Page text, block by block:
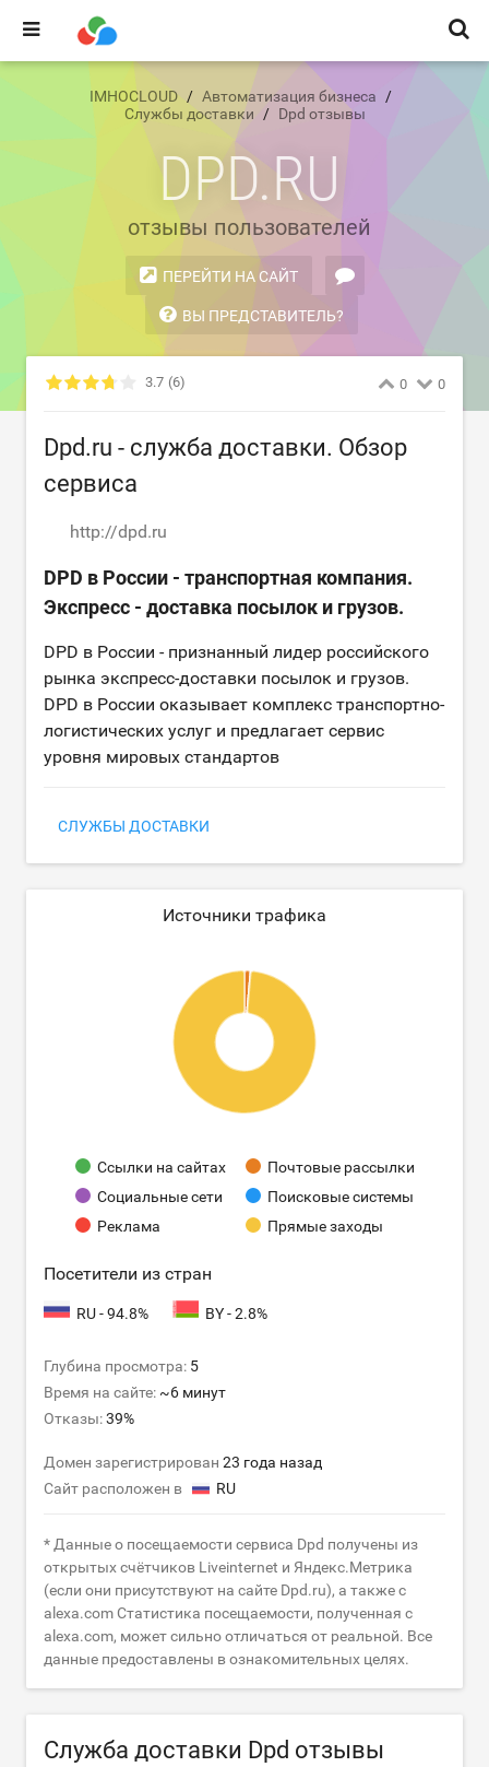
IMHOCLOUD
Автоматизация бизнеса
Службы доставки
Dpd отзывы
DPD.RU
отзывы пользователей
ПЕРЕЙТИ НА САЙТ
ВЫ ПРЕДСТАВИТЕЛЬ?
3.7 (6) 0 0
Dpd.ru - служба доставки. Обзор
сервиса
http://dpd.ru
DPD в России - транспортная компания.
Экспресс - доставка посылок и грузов.
DPD в России - признанный лидер российского
рынка экспресс-доставки посылок и грузов.
DPD в России оказывает комплекс транспортно-
логистических услуг и предлагает сервис
уровня мировых стандартов
СЛУЖБЫ ДОСТАВКИ
Источники трафика
Ссылки на сайтах
Почтовые рассылки
Социальные сети
Поисковые системы
Реклама
Прямые заходы
Посетители из стран
RU - 94.8% BY - 2.8%
Глубина просмотра: 5
Время на сайте: ~6 минут
Отказы:39%
Домен зарегистрирован 23 года назад
Сайт расположен в
RU
* Данные о посещаемости сервиса Dpd получены из
открытых счётчиков Liveinternet и Яндекс.Метрика
(если они присутствуют на сайте Dpd.ru), а также с
alexa.com Статистика посещаемости, полученная с
alexa.com, может сильно отличаться от реальной. Все
данные предоставлены в ознакомительных целях.
Служба доставки Dpd отзывы